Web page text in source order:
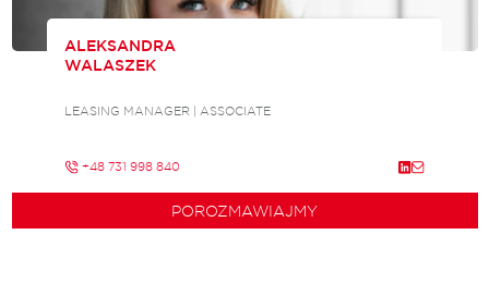
ALEKSANDRA
WALASZEK
LEASING MANAGER | ASSOCIATE
+48 731 998 840
POROZMAWIAJMY